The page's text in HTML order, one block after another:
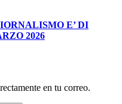
E’ DI
2026
en tu correo.